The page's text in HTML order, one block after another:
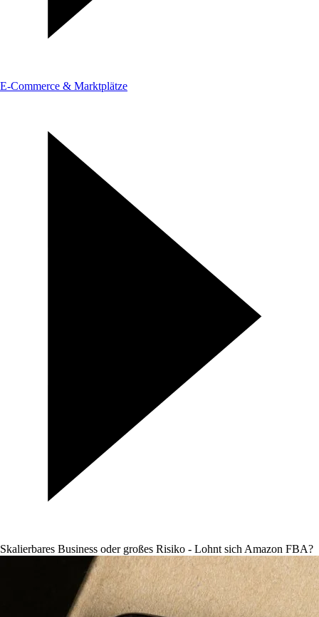
E-Commerce & Marktplätze
Skalierbares Business oder großes Risiko - Lohnt sich Amazon FBA?